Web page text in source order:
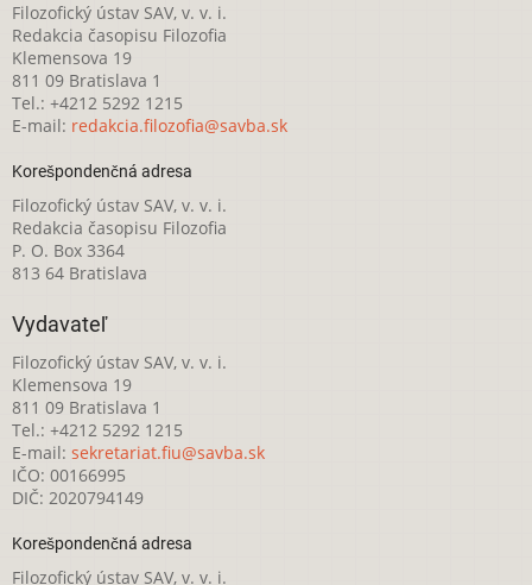
Filozofický ústav SAV, v. v. i.
Redakcia časopisu Filozofia
Klemensova 19
811 09 Bratislava 1
Tel.: +4212 5292 1215
E-mail: redakcia.filozofia@savba.sk
Korešpondenčná adresa
Filozofický ústav SAV, v. v. i.
Redakcia časopisu Filozofia
P. O. Box 3364
813 64 Bratislava
Vydavateľ
Filozofický ústav SAV, v. v. i.
Klemensova 19
811 09 Bratislava 1
Tel.: +4212 5292 1215
E-mail: sekretariat.fiu@savba.sk
IČO: 00166995
DIČ: 2020794149
Korešpondenčná adresa
Filozofický ústav SAV, v. v. i.